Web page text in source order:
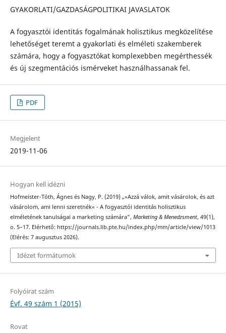
GYAKORLATI/GAZDASÁGPOLITIKAI JAVASLATOK
A fogyasztói identitás fogalmának holisztikus megközelítése
lehetőséget teremt a gyakorlati és elméleti szakemberek
számára, hogy a fogyasztókat komplexebben megérthessék
és új szegmentációs ismérveket használhassanak fel.
PDF
Megjelent
2019-11-06
Hogyan kell idézni
Hofmeister-Tóth, Ágnes és Nagy, P. (2019) „»Azzá válok, amit vásárolok, és azt
vásárolom, ami lenni szeretnék« - A fogyasztói identitás holisztikus
elméletének tanulságai a marketing számára”, Marketing & Menedzsment, 49(1),
o. 5–17. Elérhető: https://journals.lib.pte.hu/index.php/mm/article/view/1013
(Elérés: 7 augusztus 2026).
Idézet formátumok
Folyóirat szám
Évf. 49 szám 1 (2015)
Rovat